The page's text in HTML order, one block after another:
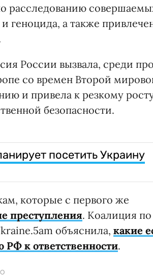
расследованию
геноцида, а также
России вызвала, среди
со времен Второй
и привела к резкому
безопасности.
посетить Украину
которые с первого же
преступления. Коалиция по
объяснила, какие
к ответственности.